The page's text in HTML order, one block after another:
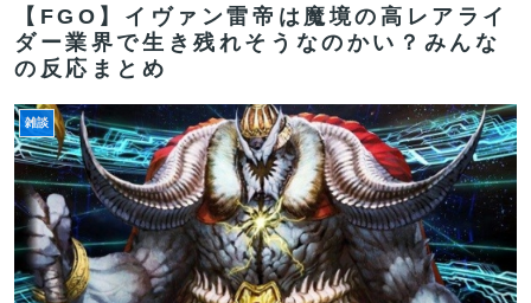
【朗報】Amazonで「GANTZ」が全巻100円ｗｗｗｗｗ
ｗｗｗｗｗ
【悲報】ヱロアニメっていつになったら抜けるレベルに
なるんや？ｗｗｗｗｗ
【FGO】金時といい勝負。クーフーリン・オルタ強化み
んなの反応まとめ
【FGO】コミカライズ「英霊剣豪七番勝負」【第47話】
【FGO】イヴァン雷帝は魔境の高レアライ
ダー業界で生き残れそうなのかい？みんな
の反応まとめ
雑談